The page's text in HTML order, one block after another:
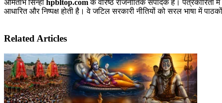
अमिताभ सिन्हा hpbltop.comके वरिष्ठ राजनीतिक संपादक हैं। पत्रकारिता
आधारित और निष्पक्ष होती है। वे जटिल सरकारी नीतियों को सरल भाषा में
Related Articles